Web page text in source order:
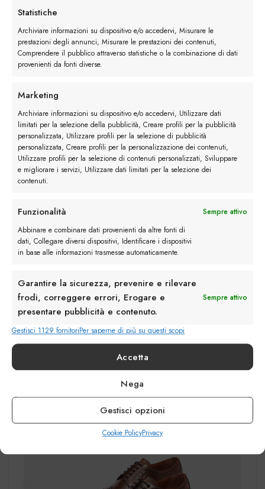
Statistiche
Archiviare informazioni su dispositivo e/o accedervi, Misurare le
prestazioni degli annunci, Misurare le prestazioni dei contenuti,
Comprendere il pubblico attraverso statistiche o la combinazione di dati
provenienti da fonti diverse.
Marketing
Archiviare informazioni su dispositivo e/o accedervi, Utilizzare dati
limitati per la selezione della pubblicità, Creare profili per la pubblicità
personalizzata, Utilizzare profili per la selezione di pubblicità
personalizzata, Creare profili per la personalizzazione dei contenuti,
Utilizzare profili per la selezione di contenuti personalizzati, Sviluppare
e migliorare i servizi, Utilizzare dati limitati per la selezione dei
contenuti.
Funzionalità
Sempre attivo
Abbinare e combinare dati provenienti da altre fonti di
dati, Collegare diversi dispositivi, Identificare i dispositivi
in base alle informazioni trasmesse automaticamente.
Garantire la sicurezza, prevenire e rilevare
frodi, correggere errori, Erogare e
presentare pubblicità e contenuto.
Sempre attivo
Gestisci 1129 fornitoriPer saperne di più su questi scopi
Accetta
Nega
Gestisci opzioni
Cookie PolicyPrivacy
Suola commando: i modelli Belfiore
Presentate come novità esclusiva della stagione
Autunno/Inverno 21-22, l
classico modello derby alla suola
commando, creando così unacalzatura
classica e moderna al tempo stessoche lascia
moltissimo spazio ad abbinamenti classici ma
anche più esuberanti.
Laderby platform
invernale.